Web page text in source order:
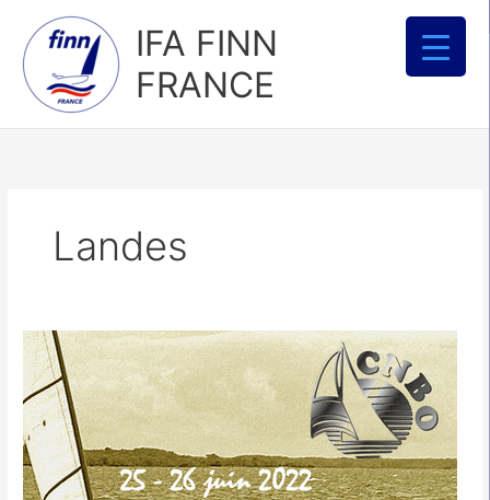
contenu
IFA FINN
FRANCE
Landes
Open
Aquitaine
2022
lien
doodle